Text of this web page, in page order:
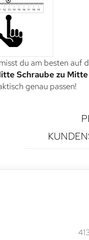
du am besten auf
Schraube zu
genau passen!